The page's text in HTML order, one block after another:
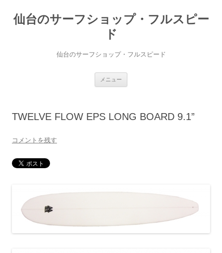
仙台のサーフショップ・フルスピー
ド
仙台のサーフショップ・フルスピード
メニュー
ス
TWELVE FLOW EPS LONG BOARD 9.1”
コメントを残す